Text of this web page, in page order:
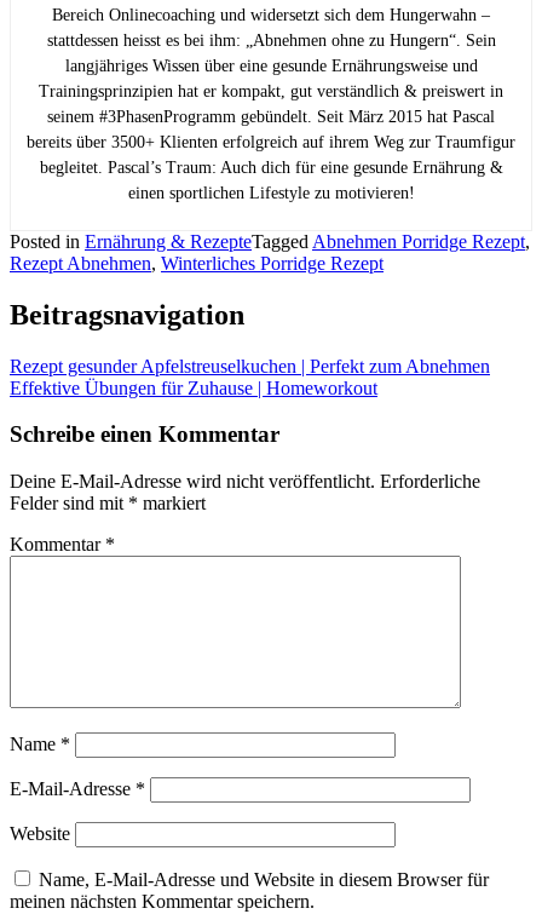
Bereich Onlinecoaching und widersetzt sich dem Hungerwahn –
stattdessen heisst es bei ihm: „Abnehmen ohne zu Hungern“. Sein
langjähriges Wissen über eine gesunde Ernährungsweise und
Trainingsprinzipien hat er kompakt, gut verständlich & preiswert in
seinem #3PhasenProgramm gebündelt. Seit März 2015 hat Pascal
bereits über 3500+ Klienten erfolgreich auf ihrem Weg zur Traumfigur
begleitet. Pascal’s Traum: Auch dich für eine gesunde Ernährung &
einen sportlichen Lifestyle zu motivieren!
Posted in Ernährung & RezepteTagged Abnehmen Porridge Rezept,
Rezept Abnehmen, Winterliches Porridge Rezept
Beitragsnavigation
Rezept gesunder Apfelstreuselkuchen | Perfekt zum Abnehmen
Effektive Übungen für Zuhause | Homeworkout
Schreibe einen Kommentar
Deine E-Mail-Adresse wird nicht veröffentlicht. Erforderliche
Felder sind mit * markiert
Kommentar *
Name *
E-Mail-Adresse *
Website
Name, E-Mail-Adresse und Website in diesem Browser für
meinen nächsten Kommentar speichern.